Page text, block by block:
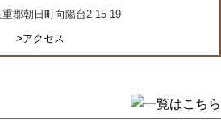
郡朝日町向陽台2-15-19
>アクセス